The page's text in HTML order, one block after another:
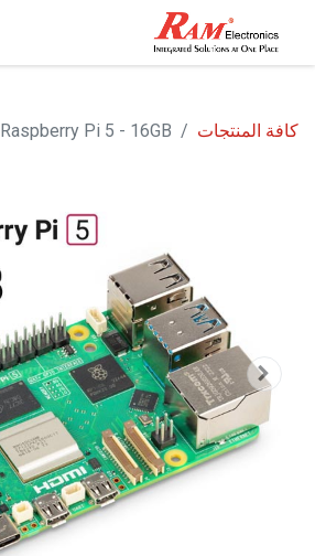
كافة المنتجات Raspberry Pi 5 - 16GB